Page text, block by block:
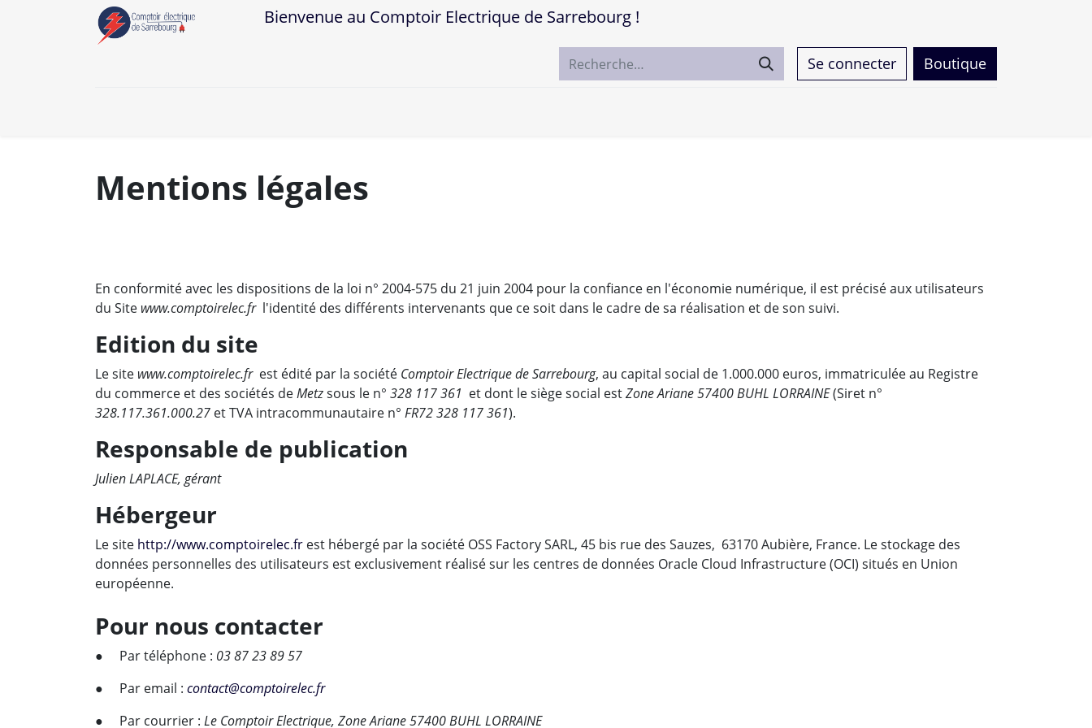
Bienvenue au Comptoir Electrique de Sarrebourg !
Se connecter Boutique
Mentions légales
En conformité avec les dispositions de la loi n° 2004-575 du 21 juin 2004 pour la confiance en l'économie numérique, il est précisé aux utilisateurs
du Site www.comptoirelec.frl'identité des différents intervenants que ce soit dans le cadre de sa réalisation et de son suivi.
Edition du site
Le site www.comptoirelec.frest édité par la société Comptoir Electrique de Sarrebourg, au capital social de 1.000.000 euros, immatriculée au Registre
du commerce et des sociétés deMetzsous le n° 328 117 361 et dont le siège social estZone Ariane 57400 BUHL LORRAINE(Siret n°
328.117.361.000.27 et TVA intracommunautaire n° FR72 328 117 361).
Responsable de publication
Julien LAPLACE, gérant
Hébergeur
Le site http://www.comptoirelec.fr est hébergé par la société OSS Factory SARL, 45 bis rue des Sauzes, 63170 Aubière, France. Le stockage des
données personnelles des utilisateurs est exclusivement réalisé sur les centres de données Oracle Cloud Infrastructure (OCI) situés en Union
européenne.
Pour nous contacter
● Par téléphone : 03 87 23 89 57
● Par email : contact@comptoirelec.fr
● Par courrier : Le Comptoir Electrique, Zone Ariane 57400 BUHL LORRAINE